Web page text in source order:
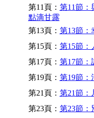
第11頁： 第11節：
點滴甘露
第13頁： 第13節：
第15頁： 第15節：
第17頁： 第17節：
第19頁： 第19節：
第21頁： 第21節：
第23頁： 第23節：